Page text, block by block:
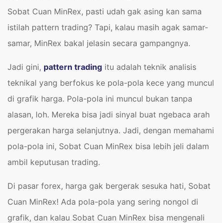
Sobat Cuan MinRex, pasti udah gak asing kan sama
istilah pattern trading? Tapi, kalau masih agak samar-
samar, MinRex bakal jelasin secara gampangnya.
Jadi gini, pattern trading itu adalah teknik analisis
teknikal yang berfokus ke pola-pola kece yang muncul
di grafik harga. Pola-pola ini muncul bukan tanpa
alasan, loh. Mereka bisa jadi sinyal buat ngebaca arah
pergerakan harga selanjutnya. Jadi, dengan memahami
pola-pola ini, Sobat Cuan MinRex bisa lebih jeli dalam
ambil keputusan trading.
Di pasar forex, harga gak bergerak sesuka hati, Sobat
Cuan MinRex! Ada pola-pola yang sering nongol di
grafik, dan kalau Sobat Cuan MinRex bisa mengenali